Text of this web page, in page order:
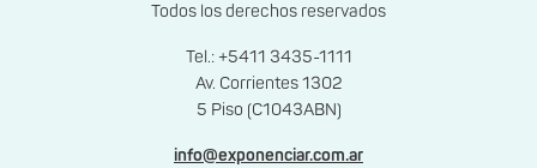
Todos los derechos reservados
Tel.: +5411 3435-1111
Av. Corrientes 1302
5 Piso (C1043ABN)
info@exponenciar.com.ar